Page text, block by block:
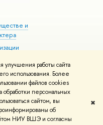
работы сайта
использования. Более
файлов cookies
обработки персональных
сайтом, вы
об
НИУ ВШЭ и согласны
✖
и
здоровья
Условия использования